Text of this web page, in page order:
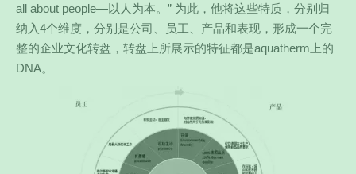
all about people—以人为本。” 为此，他将这些特质，分别归
纳入4个维度，分别是公司、员工、产品和表现，形成一个完
整的企业文化转盘，转盘上所展示的特征都是aquatherm上的
DNA。